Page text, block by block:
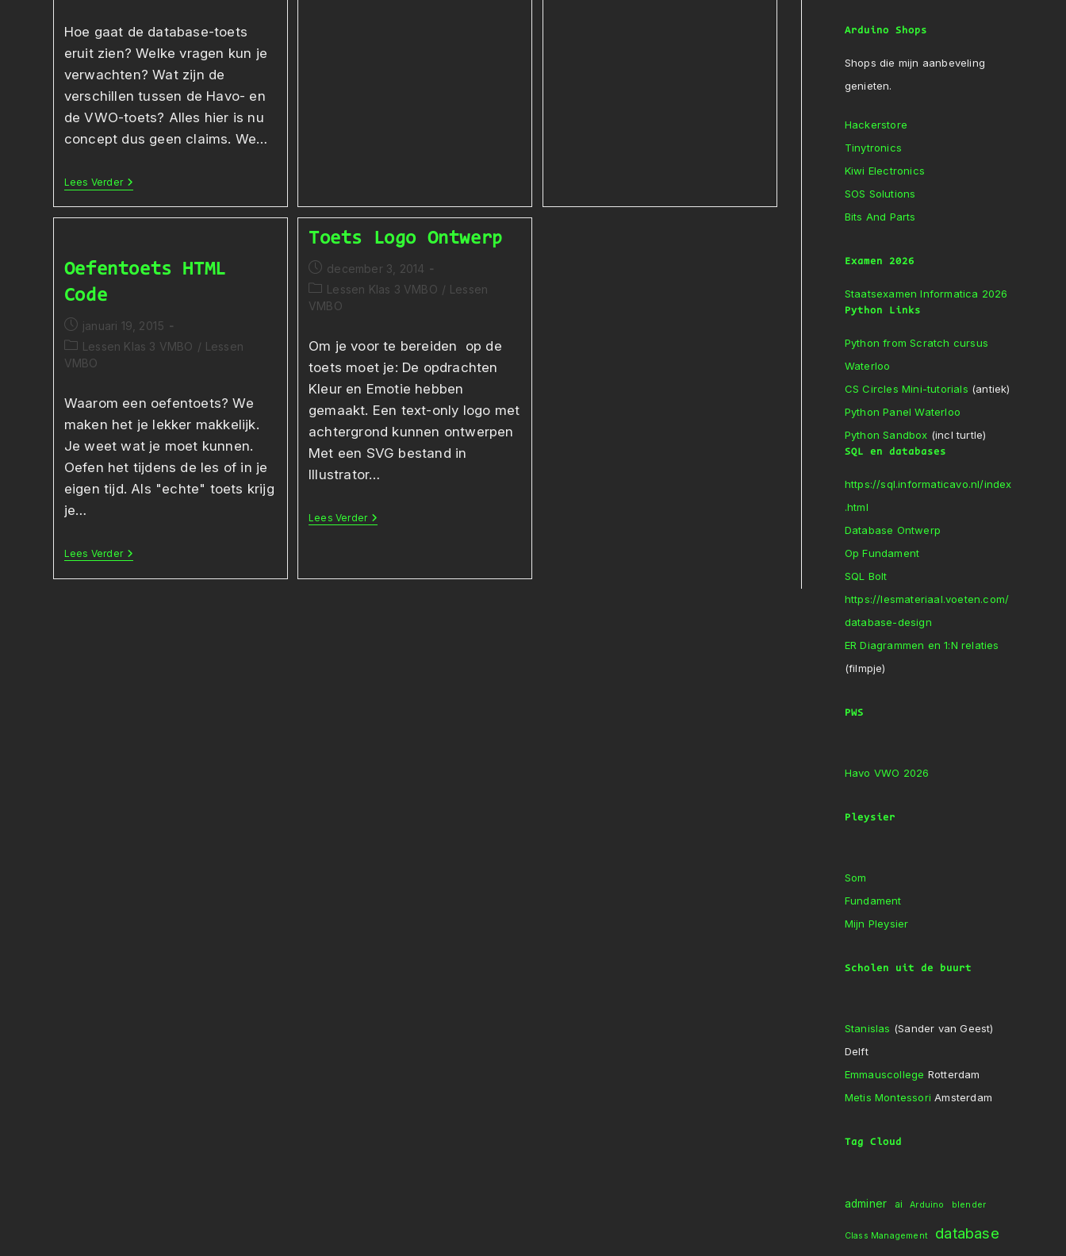
Hoe gaat de database-toets
eruit zien? Welke vragen kun je
verwachten? Wat zijn de
verschillen tussen de Havo- en
de VWO-toets? Alles hier is nu
concept dus geen claims. We…
Lees VerderOefentoets
Databases
Oefentoets HTML
Code
Bericht
gepubliceerd
op:
januari 19, 2015
Berichtcategorie:
Lessen Klas 3 VMBO / Lessen
VMBO
Waarom een oefentoets? We
maken het je lekker makkelijk.
Je weet wat je moet kunnen.
Oefen het tijdens de les of in je
eigen tijd. Als "echte" toets krijg
je…
Lees VerderOefentoets
Code
Toets Logo Ontwerp
Bericht
gepubliceerd
op:
december 3, 2014
Berichtcategorie:
Lessen Klas 3 VMBO / Lessen
VMBO
Om je voor te bereiden op de
toets moet je: De opdrachten
Kleur en Emotie hebben
gemaakt. Een text-only logo met
achtergrond kunnen ontwerpen
Met een SVG bestand in
Illustrator…
Lees VerderToets
Arduino Shops
Shops die mijn aanbeveling
genieten.
Hackerstore
Tinytronics
Kiwi Electronics
SOS Solutions
Bits And Parts
Examen 2026
Staatsexamen Informatica 2026
Python Links
Python from Scratch cursus
Waterloo
CS Circles Mini-tutorials (antiek)
Python Panel Waterloo
Python Sandbox (incl turtle)
SQL en databases
https://sql.informaticavo.nl/index
.html
Database Ontwerp
Op Fundament
SQL Bolt
https://lesmateriaal.voeten.com/
database-design
ER Diagrammen en 1:N relaties
(filmpje)
PWS
Havo VWO 2026
Pleysier
Som
Fundament
Mijn Pleysier
Scholen uit de buurt
Stanislas (Sander van Geest)
Delft
Emmauscollege Rotterdam
Metis MontessoriAmsterdam
Tag Cloud
adminer ai Arduino blender
Class Management database